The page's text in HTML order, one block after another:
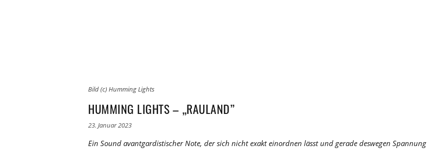
Bild (c) Humming Lights
HUMMING LIGHTS – „RAULAND”
23. Januar 2023
Ein Sound avantgardistischer Note, der sich nicht exakt einordnen lässt und gerade deswegen Spannung